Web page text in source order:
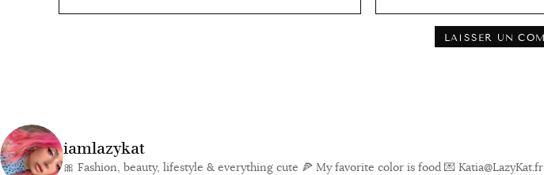
iamlazykat
🎀 Fashion, beauty, lifestyle & everything cute 🍕 My favorite color is food 💌 Katia@LazyKat.fr